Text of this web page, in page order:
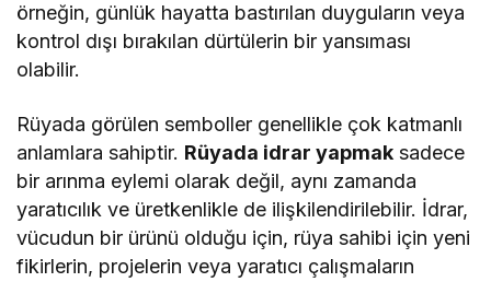
örneğin, günlük hayatta bastırılan duyguların veya
kontrol dışı bırakılan dürtülerin bir yansıması
olabilir.
Rüyada görülen semboller genellikle çok katmanlı
anlamlara sahiptir. Rüyada idrar yapmak sadece
bir arınma eylemi olarak değil, aynı zamanda
yaratıcılık ve üretkenlikle de ilişkilendirilebilir. İdrar,
vücudun bir ürünü olduğu için, rüya sahibi için yeni
fikirlerin, projelerin veya yaratıcı çalışmaların